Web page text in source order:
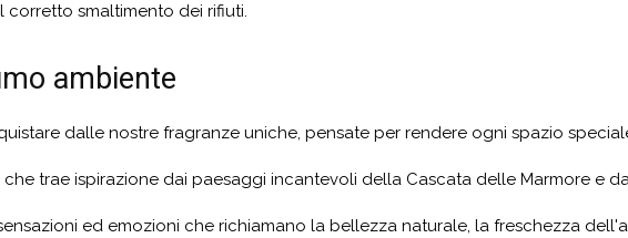
corretto smaltimento dei rifiuti.
ambiente
dalle nostre fragranze uniche, pensate per rendere ogni spazio
trae ispirazione dai paesaggi incantevoli della Cascata delle Marmore e
ed emozioni che richiamano la bellezza naturale, la freschezza